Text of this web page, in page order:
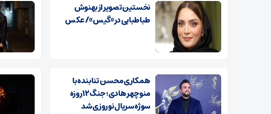
نخستین تصویر از بهنوش
طباطبایی در «گیس»/ عکس
همکاری محسن تنابنده با
منوچهر هادی؛ جنگ ۱۲ روزه
سوژه سریال نوروزی شد